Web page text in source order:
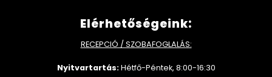
Elérhetőségeink:
RECEPCIÓ / SZOBAFOGLALÁS:
Nyitvartartás:Hétfő-Péntek, 8:00-16:30